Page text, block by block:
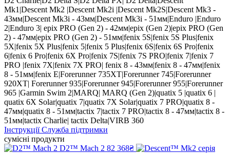
Mk1|Descent Mk2 |Descent Mk2i |Descent Mk2S|Descent Mk3 -
43мм|Descent Mk3i - 43мм|Descent Mk3i - 51мм|Enduro |Enduro
2|Enduro 3| epix PRO (Gen 2) - 42мм|epix (Gen 2)|epix PRO (Gen
2) - 47мм|epix PRO (Gen 2) - 51мм|fenix 5S|fenix 5S Plus|fenix
5X|fenix 5X Plus|fenix 5|fenix 5 Plus|fenix 6S|fenix 6S Pro|fenix
6|fenix 6 Pro|fenix 6X Pro|fenix 7S|fenix 7S PRO|fenix 7|fenix 7
PRO |fenix 7X|fenix 7X PRO| fenix 8 - 43мм|fenix 8 - 47мм|fenix
8 - 51мм|fenix E|Forerunner 735XT|Forerunner 745|Forerunner
920XT| Forerunner 935|Forerunner 945|Forerunner 955|Forerunner
965 |Garmin Swim 2|MARQ| MARQ (Gen 2)|quatix 5 |quatix 6 |
quatix 6X Solar|quatix 7|quatix 7X Solar|quatix 7 PRO|quatix 8 -
47мм|quatix 8 - 51мм|tactix 7|tactix 7 PRO|tactix 8 - 47мм|tactix 8 -
51мм|tactix Charlie| tactix Delta|VIRB 360
Інструкції Служба підтримки
сумісні продукти
D2™ Mach 2 82 368₴